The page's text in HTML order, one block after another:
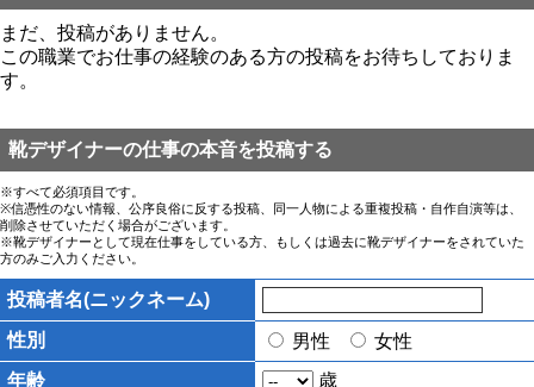
まだ、投稿がありません。
この職業でお仕事の経験のある方の投稿をお待ちしておりま
す。
靴デザイナーの仕事の本音を投稿する
※すべて必須項目です。
※信憑性のない情報、公序良俗に反する投稿、同一人物による重複投稿・自作自演等は、
削除させていただく場合がございます。
※靴デザイナーとして現在仕事をしている方、もしくは過去に靴デザイナーをされていた
方のみご入力ください。
投稿者名(ニックネーム)
性別
男性
女性
年齢
歳